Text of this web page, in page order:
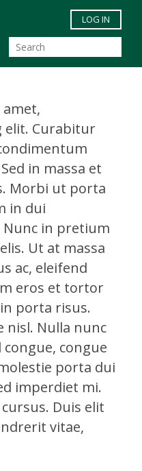
to main content
LOG IN
elit. Curabitur
in massa et
Morbi ut porta
in dui
in pretium
Ut at massa
ac, eleifend
eros et tortor
porta risus.
nisl. Nulla nunc
congue
porta dui
imperdiet mi.
Duis elit
vitae,